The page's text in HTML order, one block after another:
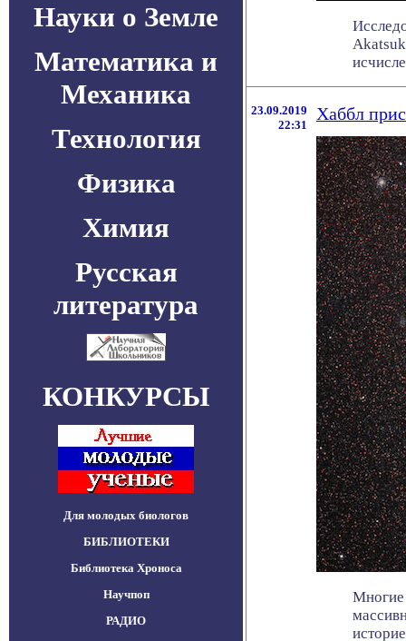
Науки о Земле
Математика и
Механика
Технология
Физика
Химия
Русская
литература
КОНКУРСЫ
Для молодых биологов
БИБЛИОТЕКИ
Библиотека Хроноса
Научпоп
РАДИО
23.09.2019
22:31
Хаббл
Многие